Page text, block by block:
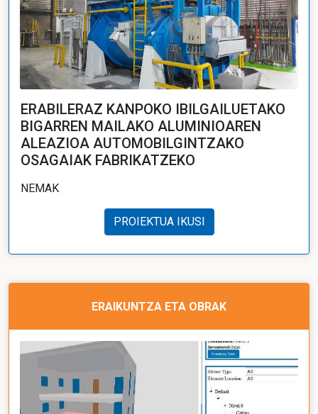
ERABILERAZ KANPOKO IBILGAILUETAKO
BIGARREN MAILAKO ALUMINIOAREN
ALEAZIOA AUTOMOBILGINTZAKO
OSAGAIAK FABRIKATZEKO
NEMAK
PROIEKTUA IKUSI
ERAIKUNTZA ETA OBRAK